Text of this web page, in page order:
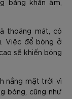
bằng khăn ẩm,
thoáng mát, có
Việc để bóng ở
sẽ khiến bóng
nắng mặt trời vì
bóng, cũng như